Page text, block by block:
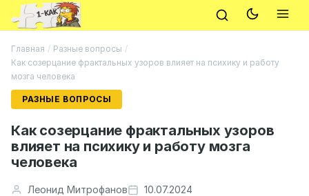
Главная / Разные вопросы /
Как созерцание фрактальных узоров влияет на психику и работу
мозга человека
РАЗНЫЕ ВОПРОСЫ
Как созерцание фрактальных узоров
влияет на психику и работу мозга
человека
Леонид Митрофанов 10.07.2024